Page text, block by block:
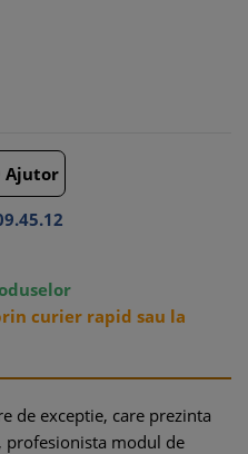
Ajutor
prin curier rapid sau la
de exceptie, care prezinta
profesionista modul de